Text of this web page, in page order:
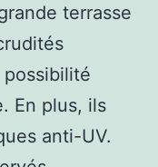
terrasse
En plus, ils
anti-UV.